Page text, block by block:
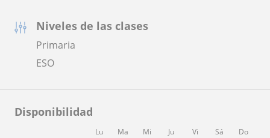
Niveles de las clases
Primaria
ESO
Disponibilidad
Lu Ma Mi Ju Vi Sá Do